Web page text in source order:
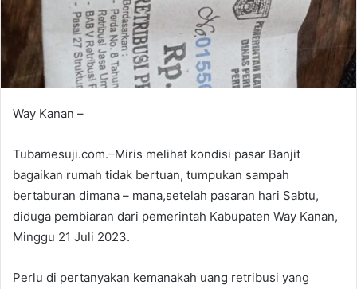
Way Kanan –
Tubamesuji.com.–Miris melihat kondisi pasar Banjit
bagaikan rumah tidak bertuan, tumpukan sampah
bertaburan dimana – mana,setelah pasaran hari Sabtu,
diduga pembiaran dari pemerintah Kabupaten Way Kanan,
Minggu 21 Juli 2023.
Perlu di pertanyakan kemanakah uang retribusi yang